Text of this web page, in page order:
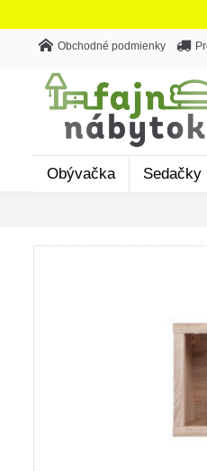
Obchodné podmienky
Obývačka Sedačky